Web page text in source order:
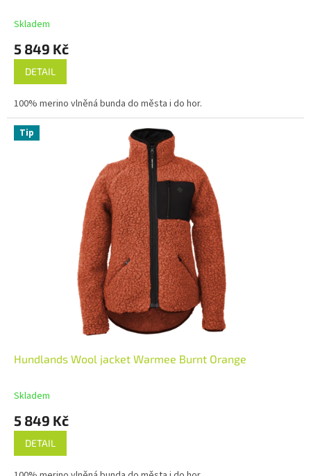
Skladem
5 849 Kč
DETAIL
100% merino vlněná bunda do města i do hor.
Tip
Hundlands Wool jacket Warmee Burnt Orange
Skladem
5 849 Kč
DETAIL